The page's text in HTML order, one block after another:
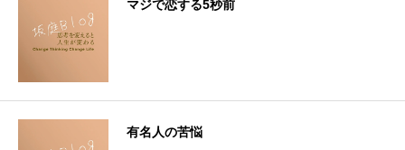
マジで恋する5秒前
有名人の苦悩